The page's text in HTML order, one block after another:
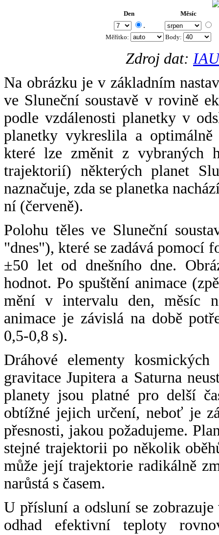
Den Měsíc
.
Měřítko: Body:
Zdroj dat:
Na obrázku je v základním
ve Sluneční soustavě v rovině
podle vzdálenosti planetky v
planetky vykreslila a
které lze změnit z vybraných
trajektorií) některých planet
naznačuje, zda se planetka
ní (červeně).
Polohu těles ve Sluneční
"dnes"), které se zadává pomocí
±50 let od dnešního dne.
hodnot. Po spuštění animace
mění v intervalu den, měsíc
animace je závislá na době
0,5-0,8 s).
Dráhové elementy
gravitace Jupitera a Saturna
planety jsou platné pro delší
obtížné jejich určení, neboť je
přesnosti, jakou požadujeme.
stejné trajektorii po několik
může její trajektorie radikálně
narůstá s časem.
U přísluní a odsluní se
odhad efektivní teploty